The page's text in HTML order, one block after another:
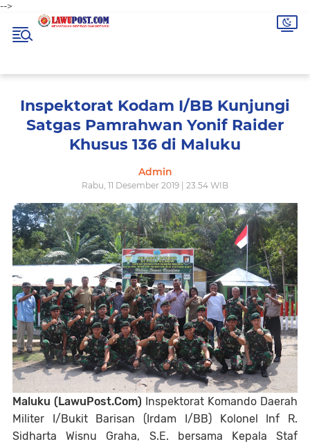
-->
Inspektorat Kodam I/BB Kunjungi
Satgas Pamrahwan Yonif Raider
Khusus 136 di Maluku
Admin
Rabu, 11 Desember 2019 | 23.54 WIB
Maluku (LawuPost.Com) Inspektorat Komando Daerah
Militer I/Bukit Barisan (Irdam I/BB) Kolonel Inf R.
Sidharta Wisnu Graha, S.E. bersama Kepala Staf